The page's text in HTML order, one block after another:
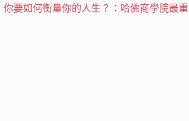
你要如何衡量你的人生？：哈佛商學院最重